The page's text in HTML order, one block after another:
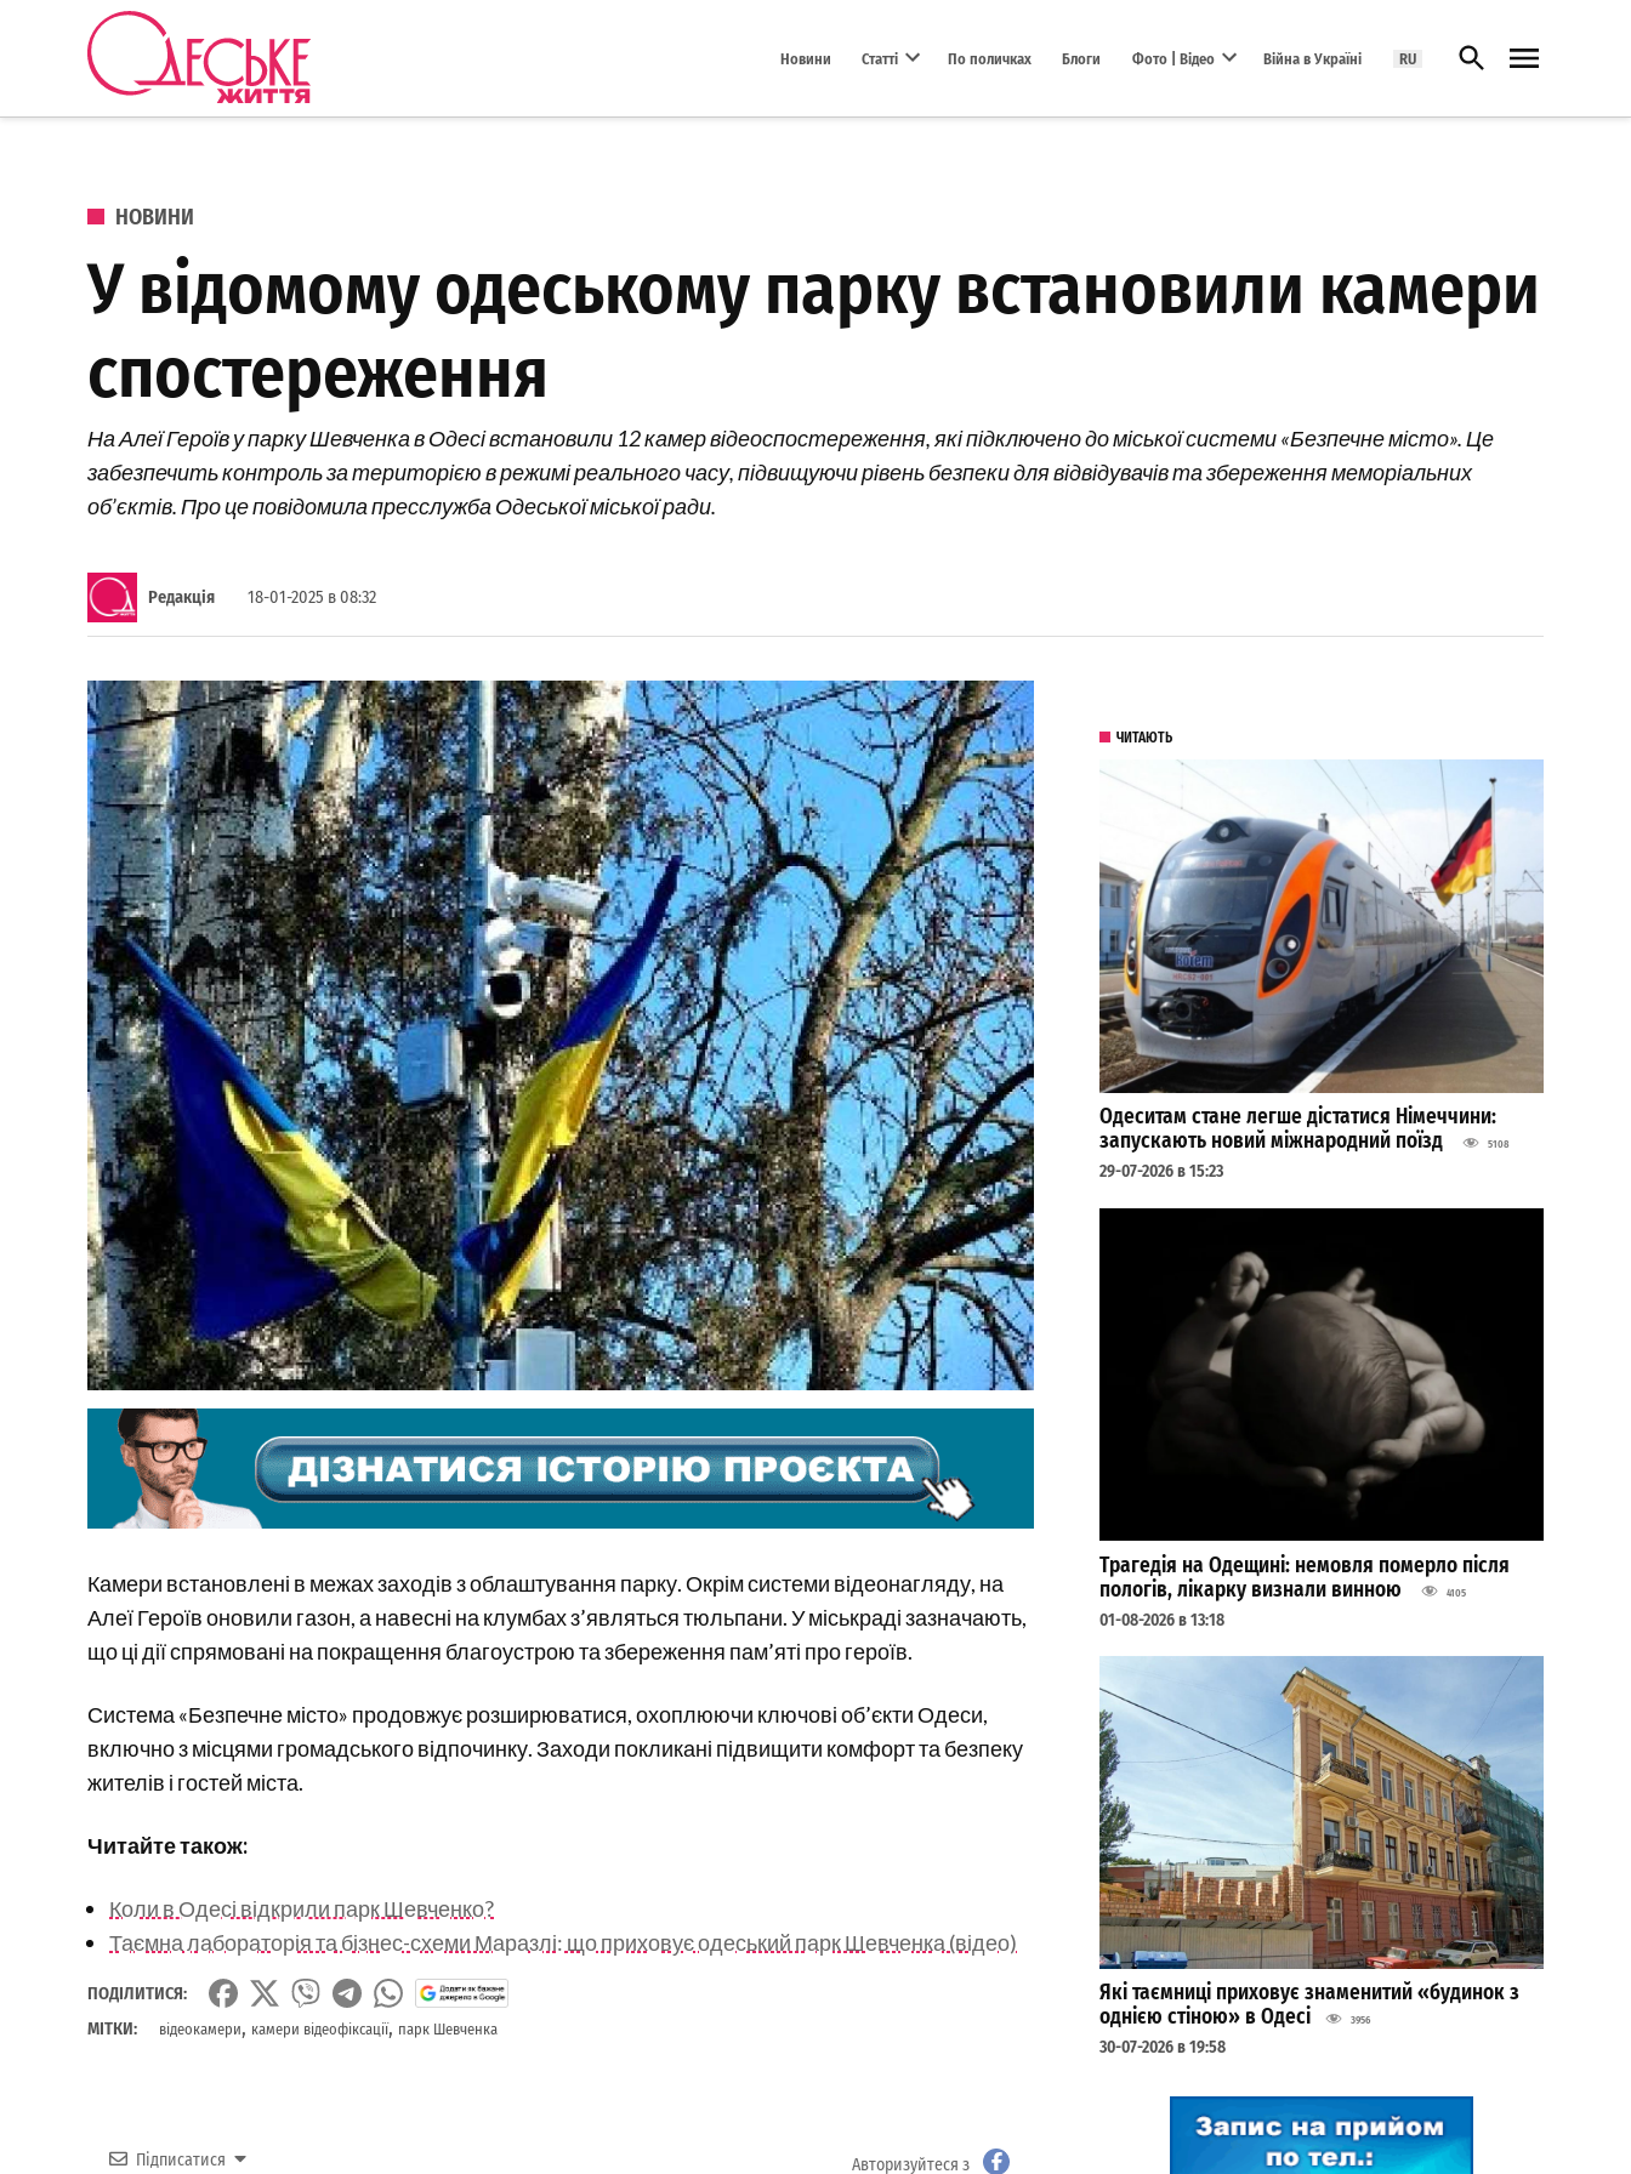
Перейти до вмісту
Новини Статті По поличках Блоги Фото | Відео Війна в Україні RU Відкрити пошук
ОПУБЛІКОВАНО В
НОВИНИ
У відомому одеському парку встановили камери
спостереження
На Алеї Героїв у парку Шевченка в Одесі встановили 12 камер відеоспостереження, які підключено до міської системи «Безпечне місто». Це
забезпечить контроль за територією в режимі реального часу, підвищуючи рівень безпеки для відвідувачів та збереження меморіальних
об’єктів. Про це повідомила пресслужба Одеської міської ради.
Редакція 18-01-2025 в 08:32
Камери встановлені в межах заходів з облаштування парку. Окрім системи відеонагляду, на
Алеї Героїв оновили газон, а навесні на клумбах з’являться тюльпани. У міськраді зазначають,
що ці дії спрямовані на покращення благоустрою та збереження пам’яті про героїв.
Система «Безпечне місто» продовжує розширюватися, охоплюючи ключові об’єкти Одеси,
включно з місцями громадського відпочинку. Заходи покликані підвищити комфорт та безпеку
жителів і гостей міста.
Читайте також:
Коли в Одесі відкрили парк Шевченко?
Таємна лабораторія та бізнес-схеми Маразлі: що приховує одеський парк Шевченка (відео)
ПОДІЛИТИСЯ:
МІТКИ:
відеокамери, камери відеофіксації, парк Шевченка
Підписатися Авторизуйтеся з
ЧИТАЮТЬ
Одеситам стане легше дістатися Німеччини:
запускають новий міжнародний поїзд
5108
29-07-2026 в 15:23
Трагедія на Одещині: немовля померло після
пологів, лікарку визнали винною
4105
01-08-2026 в 13:18
Які таємниці приховує знаменитий «будинок з
однією стіною» в Одесі
3956
30-07-2026 в 19:58